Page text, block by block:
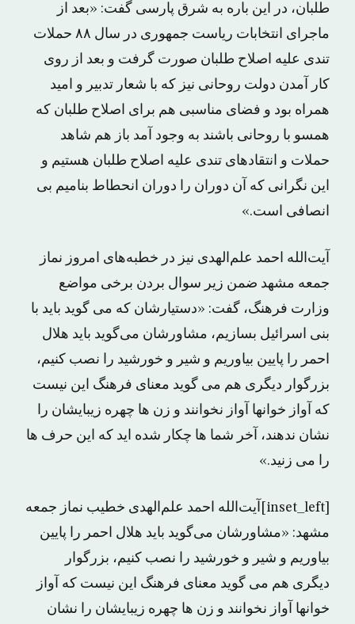
طلبان، در این باره به شرق پارسی گفت: «بعد از
ماجرای انتخابات ریاست جمهوری در سال ۸۸ حملات
تندی علیه اصلاح طلبان صورت گرفت و بعد از روی
کار آمدن دولت روحانی نیز که با شعار تدبیر و امید
همراه بود و فضای مناسبی هم برای اصلاح طلبان که
همسو با روحانی باشند به وجود آمد باز هم شاهد
حملات و انتقادهای تندی علیه اصلاح طلبان هستیم و
این نگرانی که آن دوران را دوران انحطاط بنامیم بی
انصافی است.»
آیت‌الله احمد علم‌الهدی نیز در خطبه‌های امروز نماز
جمعه مشهد ضمن زیر سوال بردن برخی مواضع
وزارت فرهنگ، گفت: «دستیارشان که می گوید باید با
بنی اسرائیل بسازیم، مشاورشان می‌گوید باید هلال
احمر را پایین بیاوریم و شیر و خورشید را نصب کنیم،
بزرگوار دیگری هم می گوید معنای فرهنگ این نیست
که آواز خوانها آواز نخوانند و زن ها چهره زیبایشان را
نشان ندهند، آخر شما ها چکار شده اید که این حرف ها
را می زنید.»
[inset_left]آیت‌الله احمد علم‌الهدی خطیب نماز جمعه
مشهد: «مشاورشان می‌گوید باید هلال احمر را پایین
بیاوریم و شیر و خورشید را نصب کنیم، بزرگوار
دیگری هم می گوید معنای فرهنگ این نیست که آواز
خوانها آواز نخوانند و زن ها چهره زیبایشان را نشان